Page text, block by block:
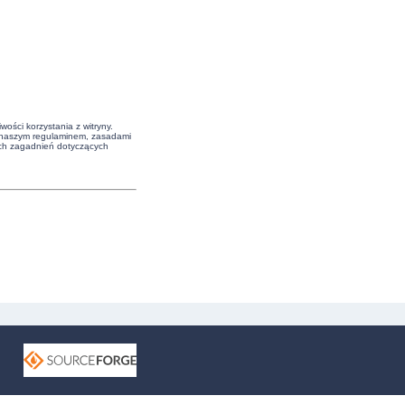
korzystania z witryny.
regulaminem, zasadami
zagadnień dotyczących